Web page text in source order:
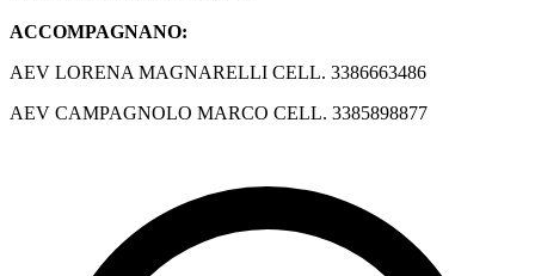
ACCOMPAGNANO:
AEV LORENA MAGNARELLI CELL. 3386663486
AEV CAMPAGNOLO MARCO CELL. 3385898877